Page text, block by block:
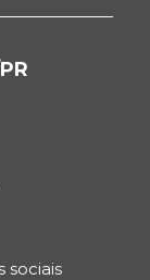
sociais